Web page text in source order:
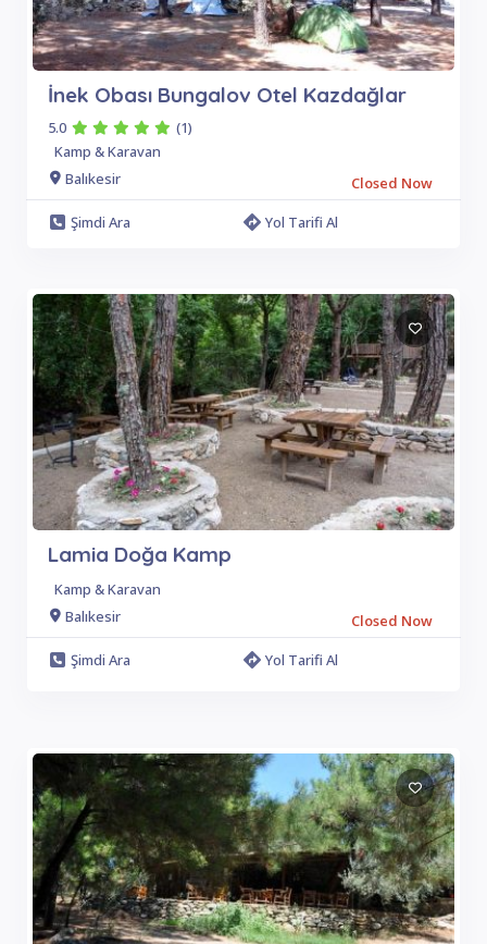
İnek Obası Bungalov Otel Kazdağlar
5.0
(1)
Kamp & Karavan
Balıkesir
Closed Now
Şimdi Ara
Yol Tarifi Al
Lamia Doğa Kamp
Kamp & Karavan
Balıkesir
Closed Now
Şimdi Ara
Yol Tarifi Al